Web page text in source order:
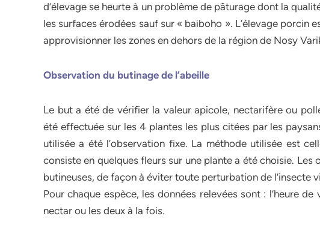
d’élevage se heurte à un problème de pâturage dont la
les surfaces érodées sauf sur « baiboho ». L’élevage
approvisionner les zones en dehors de la région de Nosy
Observation du butinage de l’abeille
Le but a été de vérifier la valeur apicole, nectarifère ou
été effectuée sur les 4 plantes les plus citées par les
utilisée a été l’observation fixe. La méthode utilisée est
consiste en quelques fleurs sur une plante a été choisie.
butineuses, de façon à éviter toute perturbation de l’insecte
Pour chaque espèce, les données relevées sont : l’heure
nectar ou les deux à la fois.